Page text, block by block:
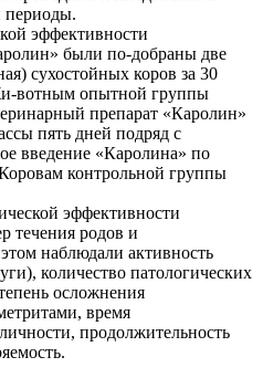
периоды.
эффективности
были по-добраны две
сухостойных коров за 30
вотным опытной группы
препарат «Каролин»
пять дней подряд с
введение «Каролина» по
контрольной группы
эффективности
течения родов и
наблюдали активность
количество патологических
осложнения
время
продолжительность